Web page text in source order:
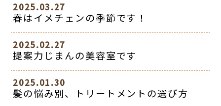
2025.03.27
春はイメチェンの季節です！
2025.02.27
提案力じまんの美容室です
2025.01.30
髪の悩み別、トリートメントの選び方